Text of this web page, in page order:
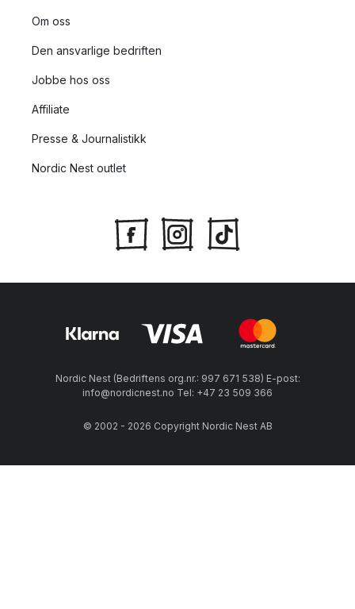
Om oss
Den ansvarlige bedriften
Jobbe hos oss
Affiliate
Presse & Journalistikk
Nordic Nest outlet
Nordic Nest (Bedriftens org.nr.: 997 671 538) E-post:
info@nordicnest.no Tel: +47 23 509 366
© 2002 - 2026 Copyright Nordic Nest AB